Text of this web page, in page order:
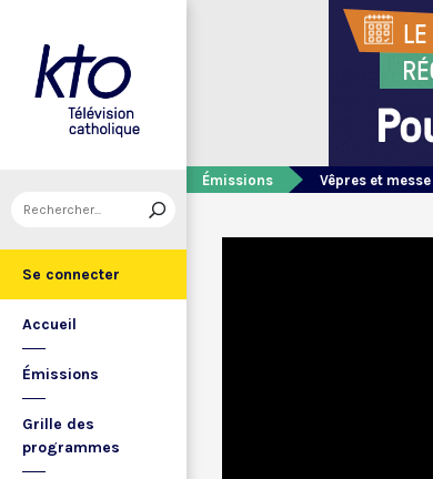
Se connecter
Accueil
Émissions
Grille des
programmes
Émissions Vêpres et